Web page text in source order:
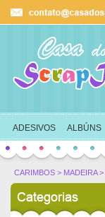
Ok
ADESIVOS ALBÚNS
CARIMBOS > MADEIRA>